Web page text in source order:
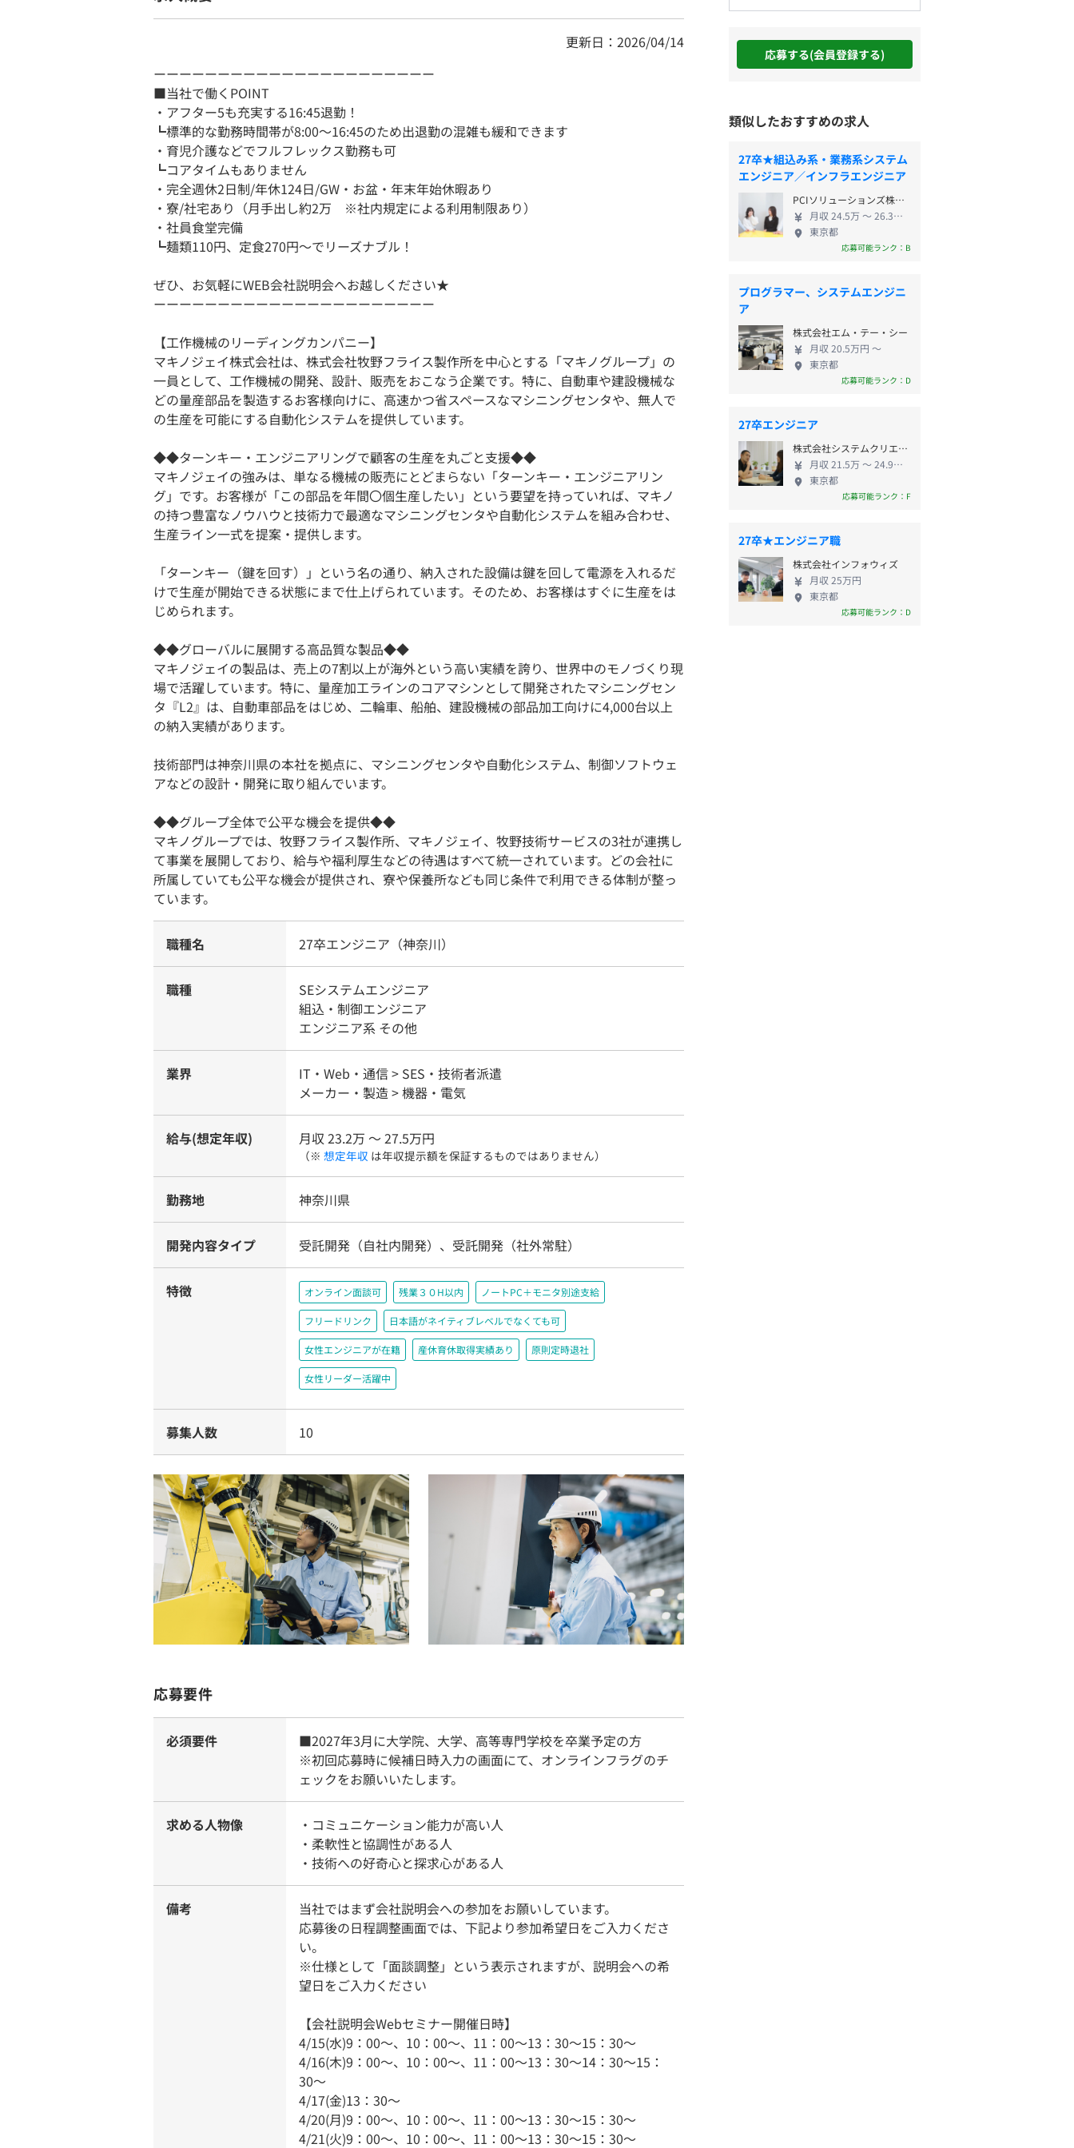
更新日：2026/04/14
ーーーーーーーーーーーーーーーーーーーーーー
■当社で働くPOINT
・アフター5も充実する16:45退勤！
┗標準的な勤務時間帯が8:00～16:45のため出退勤の混雑も緩和できます
・育児介護などでフルフレックス勤務も可
┗コアタイムもありません
・完全週休2日制/年休124日/GW・お盆・年末年始休暇あり
・寮/社宅あり（月手出し約2万 ※社内規定による利用制限あり）
・社員食堂完備
┗麺類110円、定食270円〜でリーズナブル！
ぜひ、お気軽にWEB会社説明会へお越しください★
ーーーーーーーーーーーーーーーーーーーーーー
【工作機械のリーディングカンパニー】
マキノジェイ株式会社は、株式会社牧野フライス製作所を中心とする「マキノグループ」の
一員として、工作機械の開発、設計、販売をおこなう企業です。特に、自動車や建設機械な
どの量産部品を製造するお客様向けに、高速かつ省スペースなマシニングセンタや、無人で
の生産を可能にする自動化システムを提供しています。
◆◆ターンキー・エンジニアリングで顧客の生産を丸ごと支援◆◆
マキノジェイの強みは、単なる機械の販売にとどまらない「ターンキー・エンジニアリン
グ」です。お客様が「この部品を年間〇個生産したい」という要望を持っていれば、マキノ
の持つ豊富なノウハウと技術力で最適なマシニングセンタや自動化システムを組み合わせ、
生産ライン一式を提案・提供します。
「ターンキー（鍵を回す）」という名の通り、納入された設備は鍵を回して電源を入れるだ
けで生産が開始できる状態にまで仕上げられています。そのため、お客様はすぐに生産をは
じめられます。
◆◆グローバルに展開する高品質な製品◆◆
マキノジェイの製品は、売上の7割以上が海外という高い実績を誇り、世界中のモノづくり現
場で活躍しています。特に、量産加工ラインのコアマシンとして開発されたマシニングセン
タ『L2』は、自動車部品をはじめ、二輪車、船舶、建設機械の部品加工向けに4,000台以上
の納入実績があります。
技術部門は神奈川県の本社を拠点に、マシニングセンタや自動化システム、制御ソフトウェ
アなどの設計・開発に取り組んでいます。
◆◆グループ全体で公平な機会を提供◆◆
マキノグループでは、牧野フライス製作所、マキノジェイ、牧野技術サービスの3社が連携し
て事業を展開しており、給与や福利厚生などの待遇はすべて統一されています。どの会社に
所属していても公平な機会が提供され、寮や保養所なども同じ条件で利用できる体制が整っ
ています。
職種名 27卒エンジニア（神奈川）
職種
SEシステムエンジニア
組込・制御エンジニア
エンジニア系 その他
業界
IT・Web・通信 > SES・技術者派遣
メーカー・製造 > 機器・電気
給与(想定年収) 月収 23.2万 〜 27.5万円
（※ 想定年収 は年収提示額を保証するものではありません）
勤務地 神奈川県
開発内容タイプ 受託開発（自社内開発）、受託開発（社外常駐）
特徴 オンライン面談可 残業３０H以内 ノートPC＋モニタ別途支給
フリードリンク 日本語がネイティブレベルでなくても可
女性エンジニアが在籍 産休育休取得実績あり 原則定時退社
女性リーダー活躍中
募集人数 10
応募要件
必須要件
■2027年3月に大学院、大学、高等専門学校を卒業予定の方
※初回応募時に候補日時入力の画面にて、オンラインフラグのチ
ェックをお願いいたします。
求める人物像
・コミュニケーション能力が高い人
・柔軟性と協調性がある人
・技術への好奇心と探求心がある人
備考
当社ではまず会社説明会への参加をお願いしています。
応募後の日程調整画面では、下記より参加希望日をご入力くださ
い。
※仕様として「面談調整」という表示されますが、説明会への希
望日をご入力ください
【会社説明会Webセミナー開催日時】
4/15(水)9：00～、10：00～、11：00～13：30～15：30～
4/16(木)9：00～、10：00～、11：00～13：30～14：30～15：
30～
4/17(金)13：30～
4/20(月)9：00～、10：00～、11：00～13：30～15：30～
4/21(火)9：00～、10：00～、11：00～13：30～15：30～
応募する(会員登録する)
類似したおすすめの求人
27卒★組込み系・業務系システム
エンジニア／インフラエンジニア
PCIソリューションズ株式会社
月収 24.5万 〜 26.3万円
東京都
応募可能ランク：B
プログラマー、システムエンジニ
ア
株式会社エム・テー・シー
月収 20.5万円 〜
東京都
応募可能ランク：D
27卒エンジニア
株式会社システムクリエイト
月収 21.5万 〜 24.9万円
東京都
応募可能ランク：F
27卒★エンジニア職
株式会社インフォウィズ
月収 25万円
東京都
応募可能ランク：D